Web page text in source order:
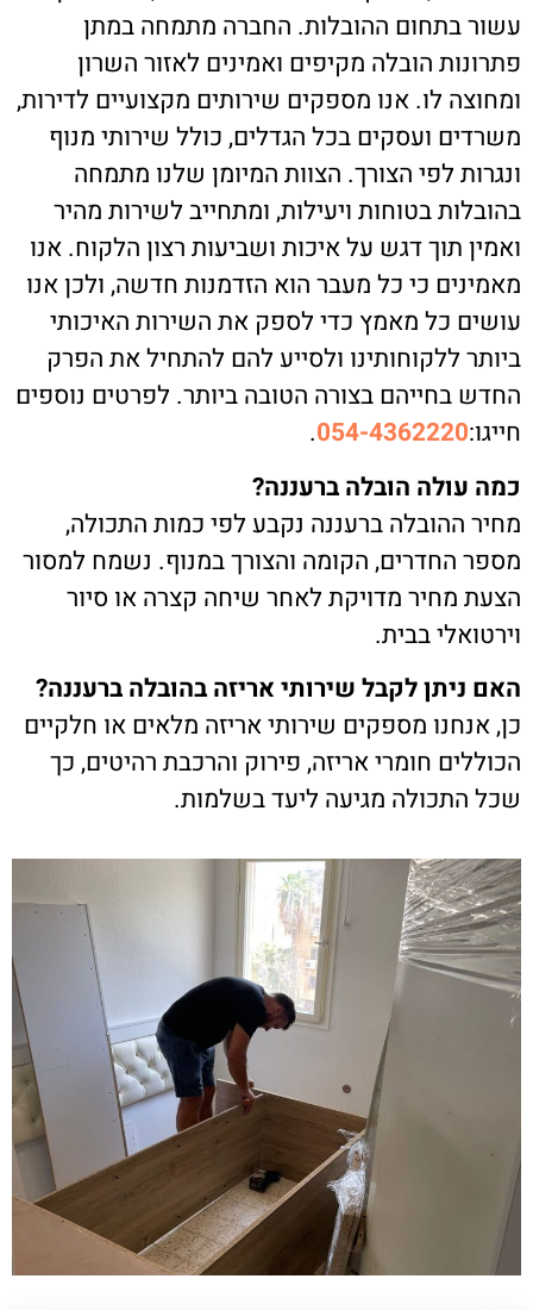
עשור בתחום ההובלות. החברה מתמחה במתן
פתרונות הובלה מקיפים ואמינים לאזור השרון
ומחוצה לו. אנו מספקים שירותים מקצועיים לדירות,
משרדים ועסקים בכל הגדלים, כולל שירותי מנוף
ונגרות לפי הצורך. הצוות המיומן שלנו מתמחה
בהובלות בטוחות ויעילות, ומתחייב לשירות מהיר
ואמין תוך דגש על איכות ושביעות רצון הלקוח. אנו
מאמינים כי כל מעבר הוא הזדמנות חדשה, ולכן אנו
עושים כל מאמץ כדי לספק את השירות האיכותי
ביותר ללקוחותינו ולסייע להם להתחיל את הפרק
החדש בחייהם בצורה הטובה ביותר. לפרטים נוספים
חייגו:054-4362220
.
כמה עולה הובלה ברעננה?
מחיר ההובלה ברעננה נקבע לפי כמות התכולה,
מספר החדרים, הקומה והצורך במנוף. נשמח למסור
הצעת מחיר מדויקת לאחר שיחה קצרה או סיור
וירטואלי בבית.
האם ניתן לקבל שירותי אריזה בהובלה ברעננה?
כן, אנחנו מספקים שירותי אריזה מלאים או חלקיים
הכוללים חומרי אריזה, פירוק והרכבת רהיטים, כך
שכל התכולה מגיעה ליעד בשלמות.